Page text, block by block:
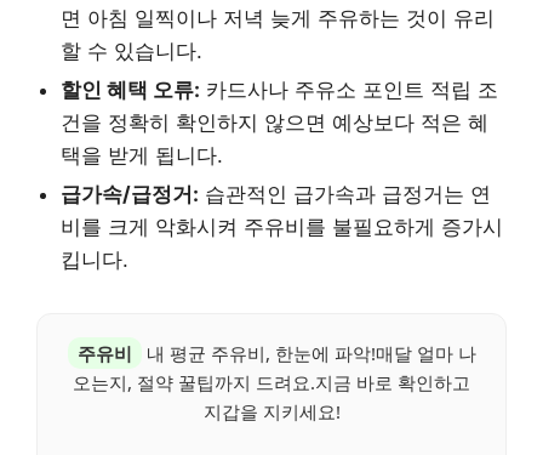
면 아침 일찍이나 저녁 늦게 주유하는 것이 유리
할 수 있습니다.
할인 혜택 오류: 카드사나 주유소 포인트 적립 조
건을 정확히 확인하지 않으면 예상보다 적은 혜
택을 받게 됩니다.
급가속/급정거: 습관적인 급가속과 급정거는 연
비를 크게 악화시켜 주유비를 불필요하게 증가시
킵니다.
주유비
내 평균 주유비, 한눈에 파악!매달 얼마 나
오는지, 절약 꿀팁까지 드려요.지금 바로 확인하고
지갑을 지키세요!